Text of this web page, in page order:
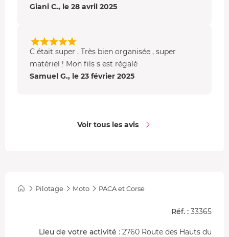
Giani C., le 28 avril 2025
C était super . Très bien organisée , super
matériel ! Mon fils s est régalé
Samuel G., le 23 février 2025
Voir tous les avis
Pilotage Moto PACA et Corse
Réf. : 33365
Lieu de votre activité : 2760 Route des Hauts du